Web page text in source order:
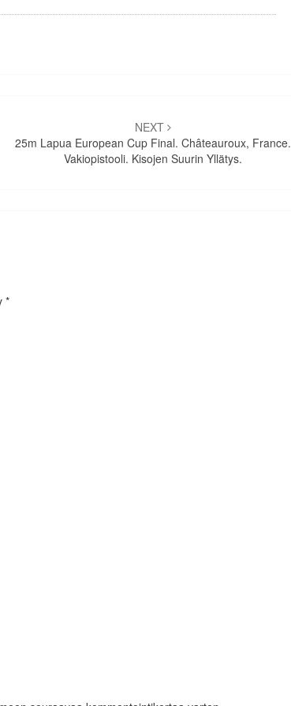
NEXT
25m Lapua European Cup Final. Châteauroux, France.
Vakiopistooli. Kisojen Suurin Yllätys.
*